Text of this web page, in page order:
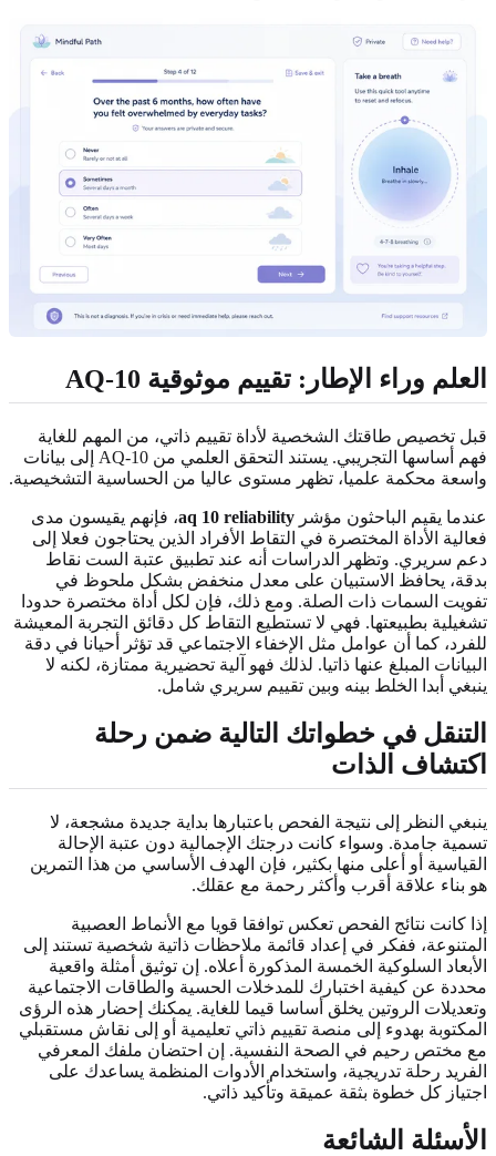
العلم وراء الإطار: تقييم موثوقية AQ-10
قبل تخصيص طاقتك الشخصية لأداة تقييم ذاتي، من المهم للغاية
فهم أساسها التجريبي. يستند التحقق العلمي من AQ-10 إلى بيانات
واسعة محكمة علميا، تظهر مستوى عاليا من الحساسية التشخيصية.
عندما يقيم الباحثون مؤشر aq 10 reliability، فإنهم يقيسون مدى
فعالية الأداة المختصرة في التقاط الأفراد الذين يحتاجون فعلا إلى
دعم سريري. وتظهر الدراسات أنه عند تطبيق عتبة الست نقاط
بدقة، يحافظ الاستبيان على معدل منخفض بشكل ملحوظ في
تفويت السمات ذات الصلة. ومع ذلك، فإن لكل أداة مختصرة حدودا
تشغيلية بطبيعتها. فهي لا تستطيع التقاط كل دقائق التجربة المعيشة
للفرد، كما أن عوامل مثل الإخفاء الاجتماعي قد تؤثر أحيانا في دقة
البيانات المبلغ عنها ذاتيا. لذلك فهو آلية تحضيرية ممتازة، لكنه لا
ينبغي أبدا الخلط بينه وبين تقييم سريري شامل.
التنقل في خطواتك التالية ضمن رحلة
اكتشاف الذات
ينبغي النظر إلى نتيجة الفحص باعتبارها بداية جديدة مشجعة، لا
تسمية جامدة. وسواء كانت درجتك الإجمالية دون عتبة الإحالة
القياسية أو أعلى منها بكثير، فإن الهدف الأساسي من هذا التمرين
هو بناء علاقة أقرب وأكثر رحمة مع عقلك.
إذا كانت نتائج الفحص تعكس توافقا قويا مع الأنماط العصبية
المتنوعة، ففكر في إعداد قائمة ملاحظات ذاتية شخصية تستند إلى
الأبعاد السلوكية الخمسة المذكورة أعلاه. إن توثيق أمثلة واقعية
محددة عن كيفية اختبارك للمدخلات الحسية والطاقات الاجتماعية
وتعديلات الروتين يخلق أساسا قيما للغاية. يمكنك إحضار هذه الرؤى
المكتوبة بهدوء إلى منصة تقييم ذاتي تعليمية أو إلى نقاش مستقبلي
مع مختص رحيم في الصحة النفسية. إن احتضان ملفك المعرفي
الفريد رحلة تدريجية، واستخدام الأدوات المنظمة يساعدك على
اجتياز كل خطوة بثقة عميقة وتأكيد ذاتي.
الأسئلة الشائعة